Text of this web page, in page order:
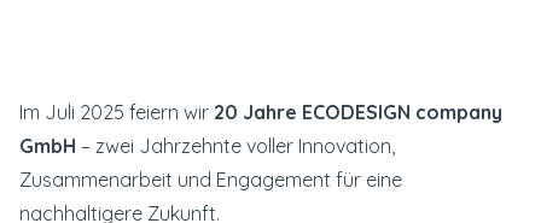
Im Juli 2025 feiern wir 20 Jahre ECODESIGN company
GmbH – zwei Jahrzehnte voller Innovation,
Zusammenarbeit und Engagement für eine
nachhaltigere Zukunft.